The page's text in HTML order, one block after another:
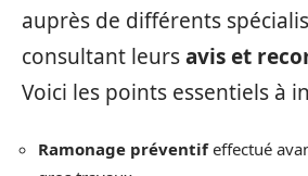
auprès de différents
consultant leursavis et
Voici les points essentiels à
Ramonage préventifeffectué